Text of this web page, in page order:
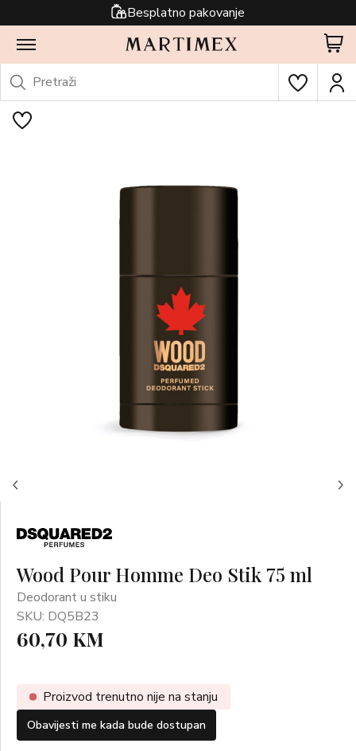
Besplatno pakovanje
Wood Pour Homme Deo Stik 75 ml
Deodorant u stiku
SKU: DQ5B23
60,70 KM
Proizvod trenutno nije na stanju
Obavijesti me kada bude dostupan